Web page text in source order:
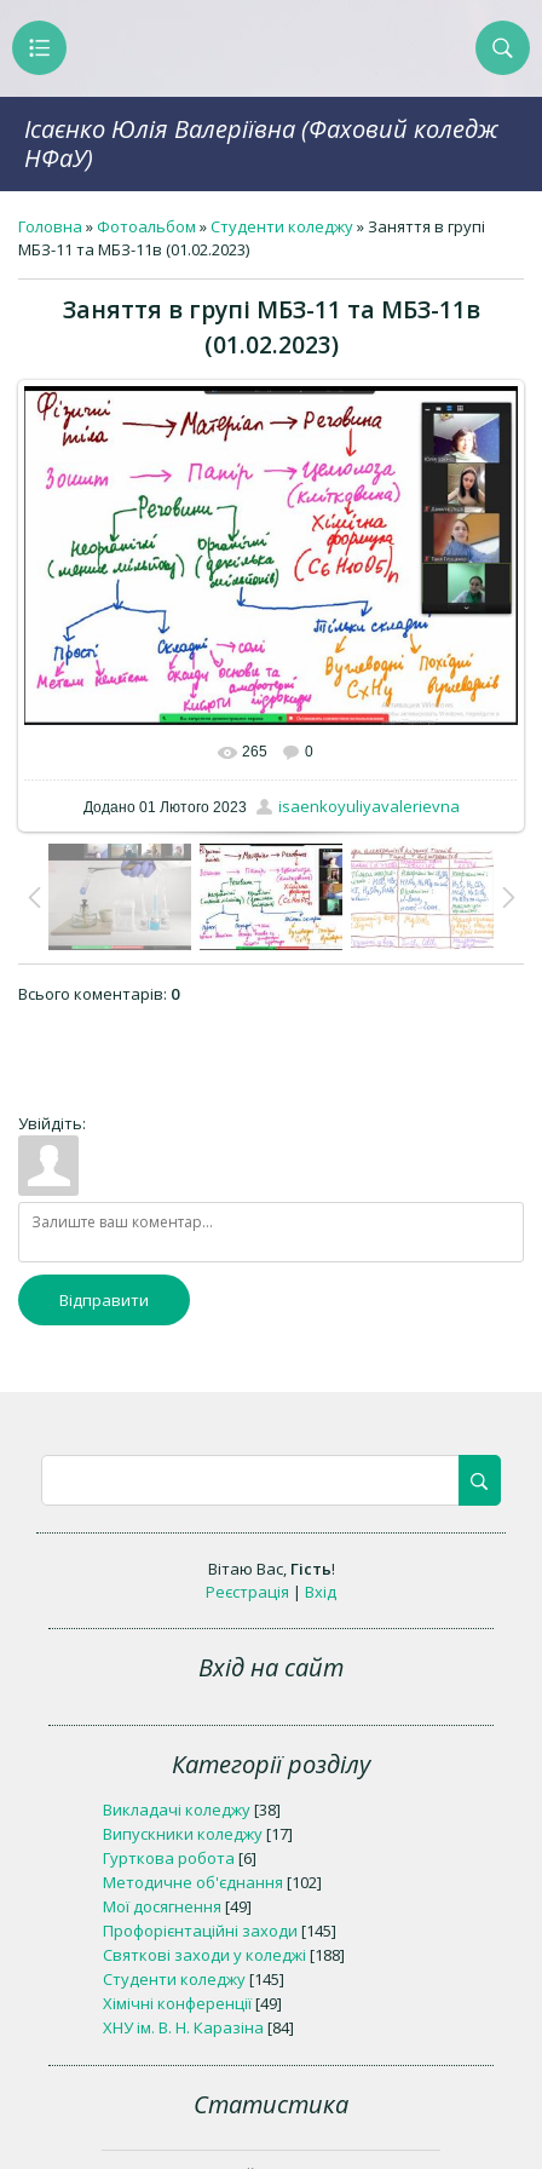
Ісаєнко Юлія Валеріївна (Фаховий коледж
НФаУ)
Головна »Фотоальбом »Студенти коледжу» Заняття в групі
МБЗ-11 та МБЗ-11в (01.02.2023)
Заняття в групі МБЗ-11 та МБЗ-11в
(01.02.2023)
265 0
Додано01 Лютого 2023 isaenkoyuliyavalerievna
Всього коментарів: 0
Увійдіть:
Відправити
Вітаю Вас, Гість!
Реєстрація | Вхід
Вхід на сайт
Категорії розділу
Викладачі коледжу[38]
Випускники коледжу[17]
Гурткова робота [6]
Методичне об'єднання [102]
Мої досягнення [49]
Профорієнтаційні заходи [145]
Святкові заходи у коледжі [188]
Студенти коледжу[145]
Хімічні конференції[49]
ХНУ ім. В. Н. Каразіна [84]
Статистика